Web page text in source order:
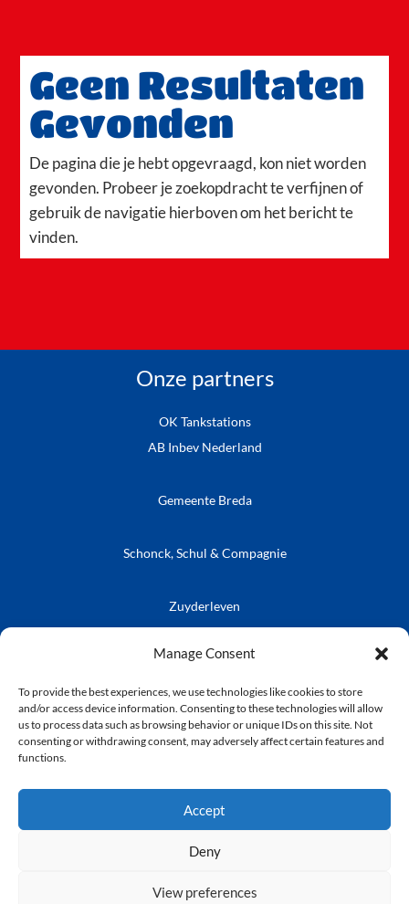
Manage Consent
To provide the best experiences, we use technologies like cookies to store
and/or access device information. Consenting to these technologies will allow
us to process data such as browsing behavior or unique IDs on this site. Not
consenting or withdrawing consent, may adversely affect certain features and
functions.
Accept
Deny
View preferences
Geen Resultaten
Gevonden
De pagina die je hebt opgevraagd, kon niet worden
gevonden. Probeer je zoekopdracht te verfijnen of
gebruik de navigatie hierboven om het bericht te
vinden.
Onze partners
OK Tankstations
AB Inbev Nederland
Gemeente Breda
Schonck, Schul & Compagnie
Zuyderleven
Vrienden van de Prins
Kielegatse Leutpenning
© Stichting Kielegat
Disclaimer : Tijdens de door Stichting Kielegat
georganiseerde evenement en activiteiten kunnen foto’s,